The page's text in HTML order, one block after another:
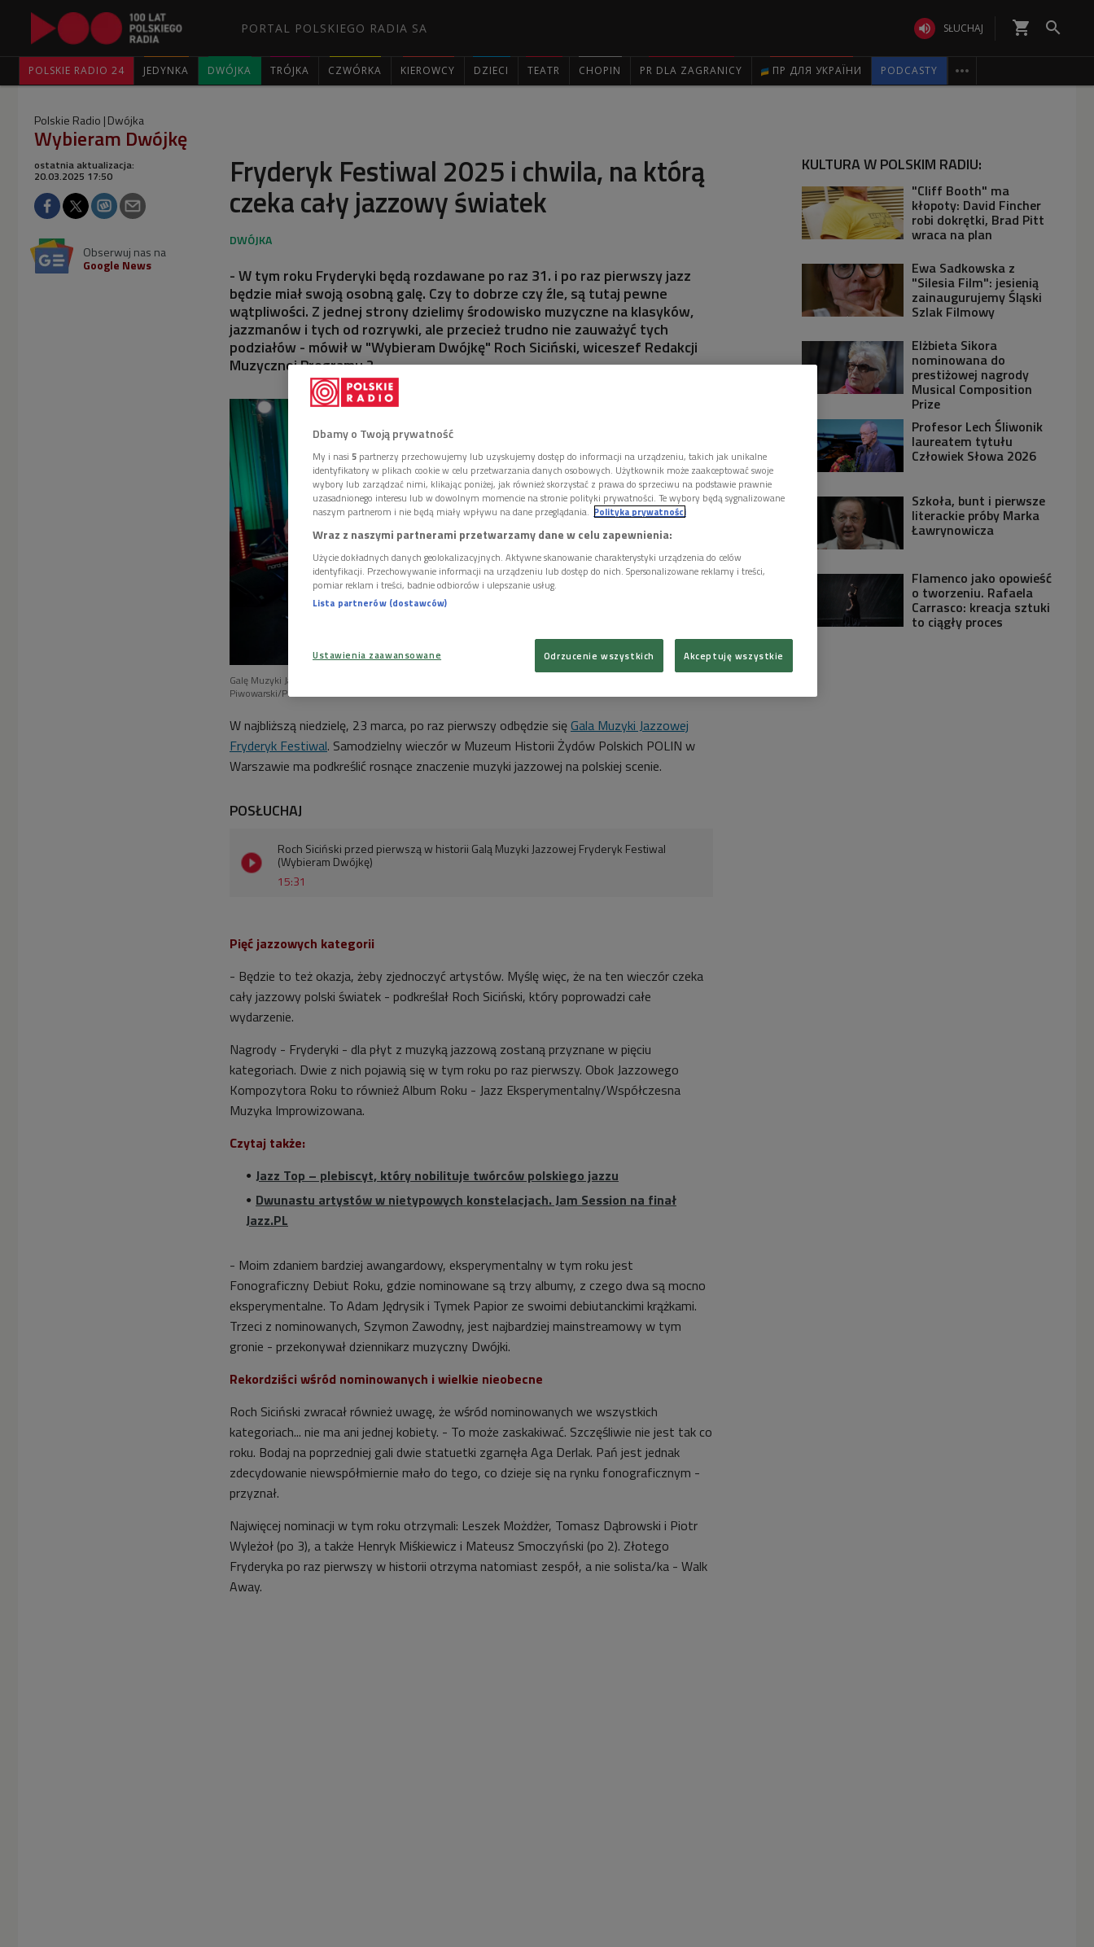
PORTAL POLSKIEGO RADIA SA  SŁUCHAJ shopping_cart 
POLSKIE RADIO 24 JEDYNKA DWÓJKA TRÓJKA CZWÓRKA KIEROWCY DZIECI TEATR CHOPIN PR DLA ZAGRANICY ПР ДЛЯ УКРАЇНИ PODCASTY 
Polskie Radio Dwójka
Wybieram Dwójkę
Fryderyk Festiwal 2025 i chwila, na którą
czeka cały jazzowy światek
ostatnia aktualizacja:
20.03.2025 17:50
Obserwuj nas na
Google News
- W tym roku Fryderyki będą rozdawane po raz 31. i po raz pierwszy jazz
będzie miał swoją osobną galę. Czy to dobrze czy źle, są tutaj pewne
wątpliwości. Z jednej strony dzielimy środowisko muzyczne na klasyków,
jazzmanów i tych od rozrywki, ale przecież trudno nie zauważyć tych
podziałów - mówił w "Wybieram Dwójkę" Roch Siciński, wiceszef Redakcji
Muzycznej Programu 2.
Galę Muzyki Jazzowej Fryderyk Festiwal w Muzeum POLIN poprowadzi Roch Siciński (C)
Piwowarski/PR
W najbliższą niedzielę, 23 marca, po raz pierwszy odbędzie sięGala Muzyki Jazzowej
Fryderyk Festiwal. Samodzielny wieczór w Muzeum Historii Żydów Polskich POLIN w
Warszawie ma podkreślić rosnące znaczenie muzyki jazzowej na polskiej scenie.
POSŁUCHAJ
15:31
Roch Siciński przed pierwszą w historii Galą Muzyki Jazzowej Fryderyk Festiwal
(Wybieram Dwójkę)
Pięć jazzowych kategorii
- Będzie to też okazja, żeby zjednoczyć artystów. Myślę więc, że na ten wieczór czeka
cały jazzowy polski światek - podkreślał Roch Siciński, który poprowadzi całe
wydarzenie.
Nagrody - Fryderyki - dla płyt z muzyką jazzową zostaną przyznane w pięciu
kategoriach. Dwie z nich pojawią się w tym roku po raz pierwszy. Obok Jazzowego
Kompozytora Roku to równieżAlbum Roku - Jazz Eksperymentalny/Współczesna
Muzyka Improwizowana.
Czytaj także:
Jazz Top – plebiscyt, który nobilituje twórców polskiego jazzu
Dwunastu artystów w nietypowych konstelacjach. Jam Session na finał
Jazz.PL
- Moim zdaniem bardziej awangardowy, eksperymentalny w tym roku jest
Fonograficzny Debiut Roku, gdzie nominowane są trzy albumy, z czego dwa są mocno
eksperymentalne. To Adam Jędrysik i Tymek Papior ze swoimi debiutanckimi krążkami.
Trzeci z nominowanych, Szymon Zawodny, jest najbardziej mainstreamowy w tym
gronie - przekonywał dziennikarz muzyczny Dwójki.
Rekordziści wśród nominowanych i wielkie nieobecne
Roch Siciński zwracał również uwagę, że wśród nominowanych we wszystkich
kategoriach... nie ma ani jednej kobiety. - To może zaskakiwać. Szczęśliwie nie jest tak co
roku. Bodaj na poprzedniej gali dwie statuetki zgarnęła Aga Derlak. Pań jest jednak
zdecydowanie niewspółmiernie mało do tego, co dzieje się na rynku fonograficznym -
przyznał.
Najwięcej nominacji w tym roku otrzymali: Leszek Możdżer, Tomasz Dąbrowski i Piotr
Wyleżoł (po 3), a także Henryk Miśkiewicz i Mateusz Smoczyński (po 2). Złotego
Fryderyka po raz pierwszy w historii otrzyma natomiast zespół, a nie solista/ka - Walk
Away.
KULTURA W POLSKIM RADIU:
"Cliff Booth" ma
kłopoty: David Fincher
robi dokrętki, Brad Pitt
wraca na plan
Ewa Sadkowska z
"Silesia Film": jesienią
zainaugurujemy Śląski
Szlak Filmowy
Elżbieta Sikora
nominowana do
prestiżowej nagrody
Musical Composition
Prize
Profesor Lech Śliwonik
laureatem tytułu
Człowiek Słowa 2026
Szkoła, bunt i pierwsze
literackie próby Marka
Ławrynowicza
Flamenco jako opowieść
o tworzeniu. Rafaela
Carrasco: kreacja sztuki
to ciągły proces
Dbamy o Twoją prywatność
My i nasi 5 partnerzy przechowujemy lub uzyskujemy dostęp do informacji na urządzeniu, takich jak unikalne
identyfikatory w plikach cookie w celu przetwarzania danych osobowych. Użytkownik może zaakceptować swoje
wybory lub zarządzać nimi, klikając poniżej, jak również skorzystać z prawa do sprzeciwu na podstawie prawnie
uzasadnionego interesu lub w dowolnym momencie na stronie polityki prywatności. Te wybory będą sygnalizowane
naszym partnerom i nie będą miały wpływu na dane przeglądania. Polityka prywatności
Wraz z naszymi partnerami przetwarzamy dane w celu zapewnienia:
Użycie dokładnych danych geolokalizacyjnych. Aktywne skanowanie charakterystyki urządzenia do celów
identyfikacji. Przechowywanie informacji na urządzeniu lub dostęp do nich. Spersonalizowane reklamy i treści,
pomiar reklam i treści, badnie odbiorców i ulepszanie usług.
Lista partnerów (dostawców)
Ustawienia zaawansowane Odrzucenie wszystkich Akceptuję wszystkie